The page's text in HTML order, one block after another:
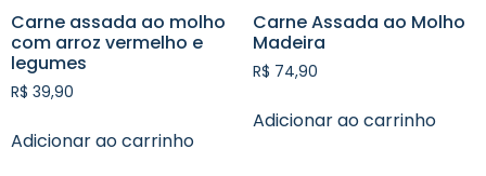
Carne assada ao molho
com arroz vermelho e
legumes
R$ 39,90
Adicionar ao carrinho
Carne Assada ao Molho
Madeira
R$ 74,90
Adicionar ao carrinho